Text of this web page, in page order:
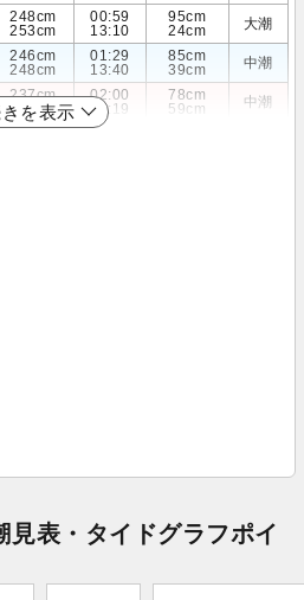
248cm
253cm
00:59
13:10
95cm
24cm
大潮
246cm
248cm
01:29
13:40
85cm
39cm
中潮
237cm
241cm
02:00
14:19
78cm
59cm
中潮
を表示
見表・タイドグラフポイ